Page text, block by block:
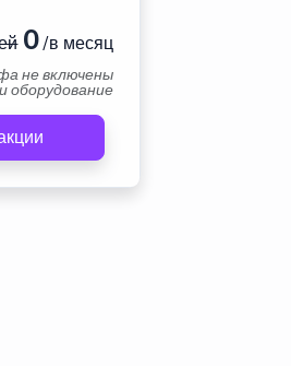
0/в месяц
не включены
оборудование